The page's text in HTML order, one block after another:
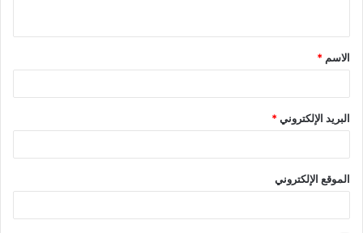
ق
*
الاسم *
البريد الإلكتروني*
الموقع الإلكتروني